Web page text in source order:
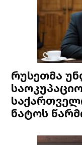
რუსეთმა
ნატოს